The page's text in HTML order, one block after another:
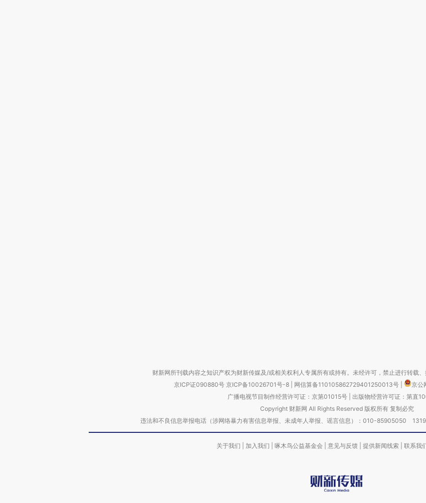
财新网所刊载内容之知识产权为财新传媒及/或相关权利人专属所有或持有。未经许可，禁止进行转载、
京ICP证090880号 京ICP备10026701号-8 网信算备110105862729401250013号
京公
广播电视节目制作经营许可证：京第01015号| 出版物经营许可证：第直
Copyright 财新网 All Rights Reserved 版权所有 复制必究
违法和不良信息举报电话（涉网络暴力有害信息举报、未成年人举报、谣言信息）：010-85905050
关于我们 加入我们 啄木鸟公益基金会 意见与反馈 提供新闻线索 联系我